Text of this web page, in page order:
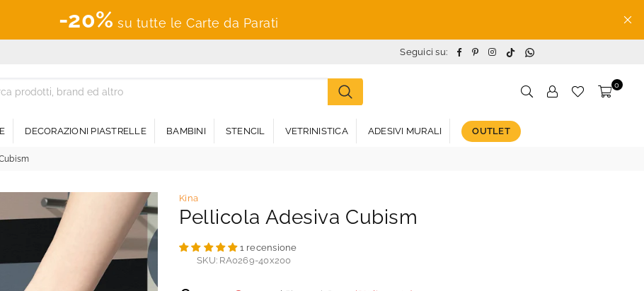
-20% su tutte le Carte da Parati
Seguici su: Facebook
PinterestInstagram
TikTokWhatsapp
0
DECORAZIONI PIASTRELLE BAMBINI STENCIL VETRINISTICA ADESIVI MURALI OUTLET
Kina
Pellicola Adesiva Cubism
1 recensione
SKU: RA0269-40x200